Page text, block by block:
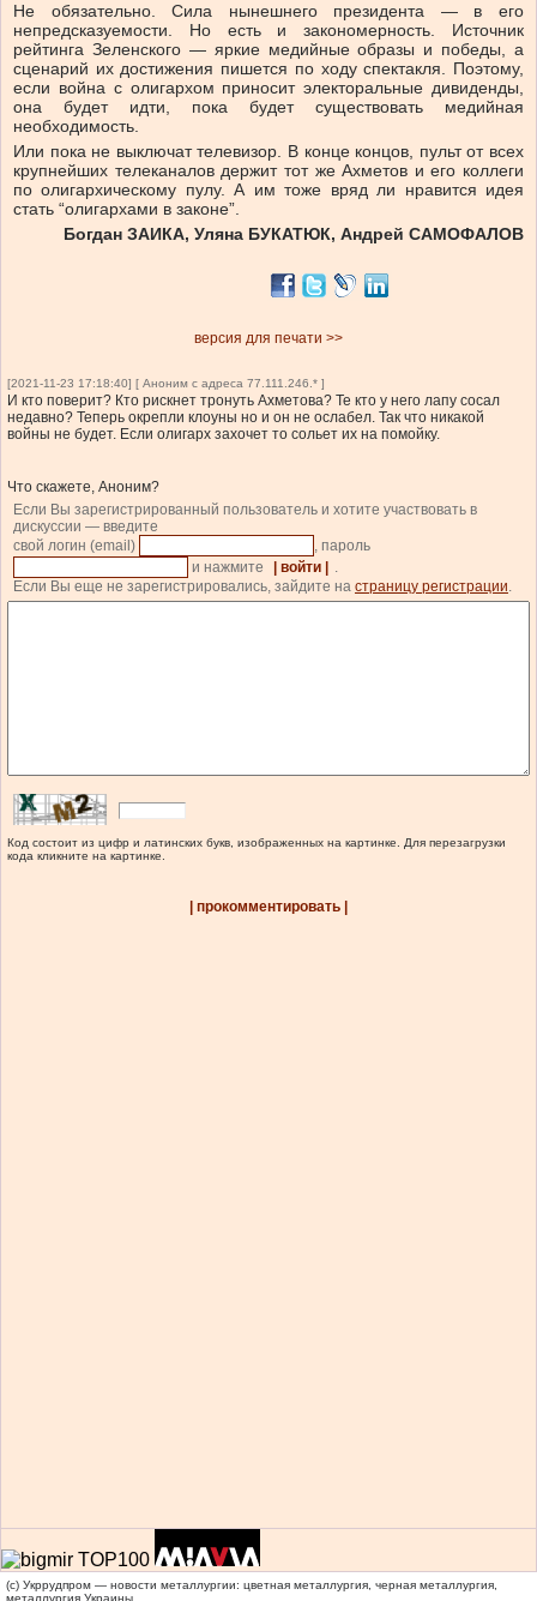
Не обязательно. Сила нынешнего президента — в его
непредсказуемости. Но есть и закономерность. Источник
рейтинга Зеленского — яркие медийные образы и победы, а
сценарий их достижения пишется по ходу спектакля. Поэтому,
если война с олигархом приносит электоральные дивиденды,
она будет идти, пока будет существовать медийная
необходимость.
Или пока не выключат телевизор. В конце концов, пульт от всех
крупнейших телеканалов держит тот же Ахметов и его коллеги
по олигархическому пулу. А им тоже вряд ли нравится идея
стать “олигархами в законе”.
Богдан ЗАИКА, Уляна БУКАТЮК, Андрей САМОФАЛОВ
версия для печати >>
[2021-11-23 17:18:40] [ Аноним с адреса 77.111.246.* ]
И кто поверит? Кто рискнет тронуть Ахметова? Те кто у него лапу сосал
недавно? Теперь окрепли клоуны но и он не ослабел. Так что никакой
войны не будет. Если олигарх захочет то сольет их на помойку.
Что скажете, Аноним?
Если Вы зарегистрированный пользователь и хотите участвовать в
дискуссии — введите
свой логин (email)
, пароль
и нажмите
| войти |
.
Если Вы еще не зарегистрировались, зайдите на страницу регистрации.
Код состоит из цифр и латинских букв, изображенных на картинке. Для перезагрузки
кода кликните на картинке.
| прокомментировать |
(c) Укррудпром — новости металлургии: цветная металлургия, черная металлургия,